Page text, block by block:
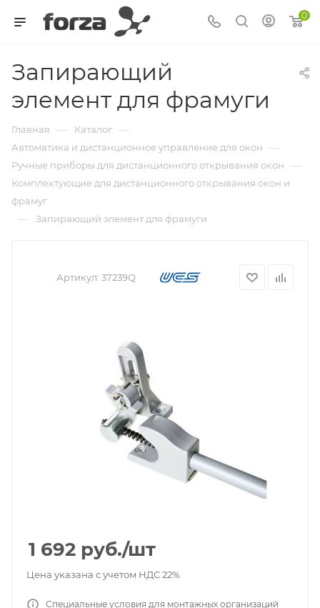
0
Запирающий
элемент для фрамуги
Главная — Каталог —
Автоматика и дистанционное управление для окон —
Ручные приборы для дистанционного открывания окон —
Комплектующие для дистанционного открывания окон и
фрамуг
— Запирающий элемент для фрамуги
Артикул: 37239Q
1 692 руб./шт
Цена указана с учетом НДС 22%
Специальные условия для монтажных организаций